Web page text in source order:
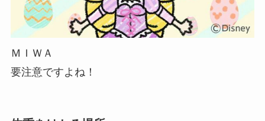
ＭＩＷＡ
要注意ですよね！